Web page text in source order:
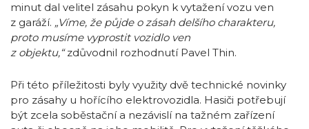
minut dal velitel zásahu pokyn k vytažení vozu ven
z garáží. „Víme, že půjde o zásah delšího charakteru,
proto musíme vyprostit vozidlo ven
z objektu,“zdůvodnil rozhodnutí Pavel Thin.
Při této příležitosti byly využity dvě technické novinky
pro zásahy u hořícího elektrovozidla. Hasiči potřebují
být zcela soběstační a nezávislí na tažném zařízení